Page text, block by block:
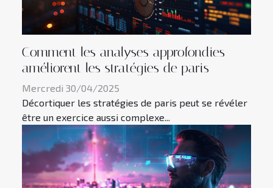
Comment les analyses approfondies
améliorent les stratégies de paris
Mercredi 30/04/2025
Décortiquer les stratégies de paris peut se révéler
être un exercice aussi complexe...